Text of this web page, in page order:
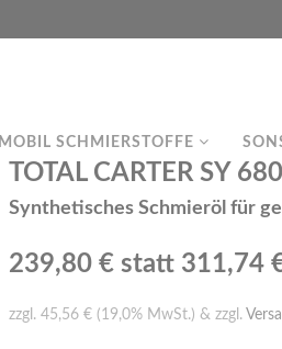
MOBIL SCHMIERSTOFFE
TOTAL CARTER SY
Synthetisches Schmieröl für
239,80 € statt 311,74
zzgl. 45,56 € (19,0% MwSt.) & zzgl.